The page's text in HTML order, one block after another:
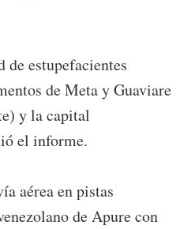
de estupefacientes
de Meta y Guaviare
y la capital
el informe.
aérea en pistas
de Apure con